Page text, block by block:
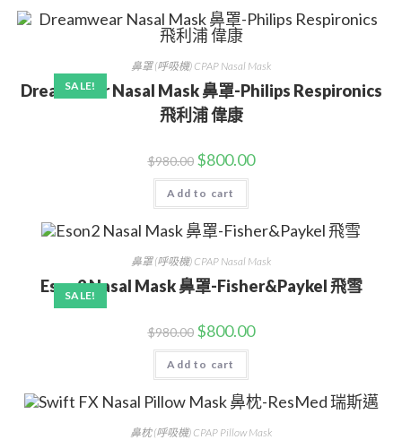
SALE!
鼻罩 (呼吸機) CPAP Nasal Mask
Dreamwear Nasal Mask 鼻罩-Philips Respironics
飛利浦 偉康
$980.00 $800.00
Add to cart
SALE!
鼻罩 (呼吸機) CPAP Nasal Mask
Eson2 Nasal Mask 鼻罩-Fisher&Paykel 飛雪
$980.00 $800.00
Add to cart
鼻枕 (呼吸機) CPAP Pillow Mask